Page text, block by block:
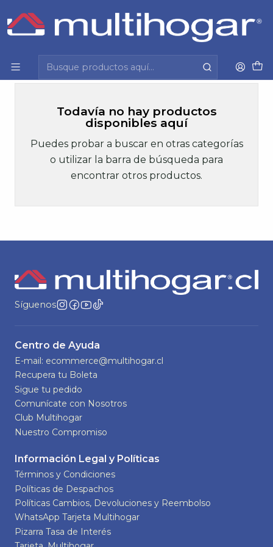
Inicio Vestuario Enterito
Enterito
Todavía no hay productos
disponibles aquí
Puedes probar a buscar en otras categorías
o utilizar la barra de búsqueda para
encontrar otros productos.
Síguenos
Centro de Ayuda
E-mail: ecommerce@multihogar.cl
Recupera tu Boleta
Sigue tu pedido
Comunícate con Nosotros
Club Multihogar
Nuestro Compromiso
Información Legal y Políticas
Términos y Condiciones
Políticas de Despachos
Políticas Cambios, Devoluciones y Reembolso
WhatsApp Tarjeta Multihogar
Pizarra Tasa de Interés